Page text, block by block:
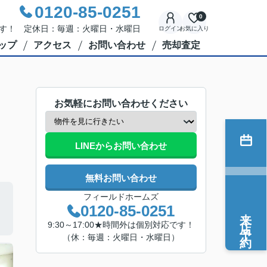
0120-85-0251
！ 定休日：毎週：火曜日・水曜日 ログインお気に入り
0
プ アクセス お問い合わせ 売却査定
お気軽にお問い合わせください
LINEからお問い合わせ
無料お問い合わせ
フィールドホームズ
0120-85-0251
9:30～17:00★時間外は個別対応です！
（休：毎週：火曜日・水曜日）
来店予約